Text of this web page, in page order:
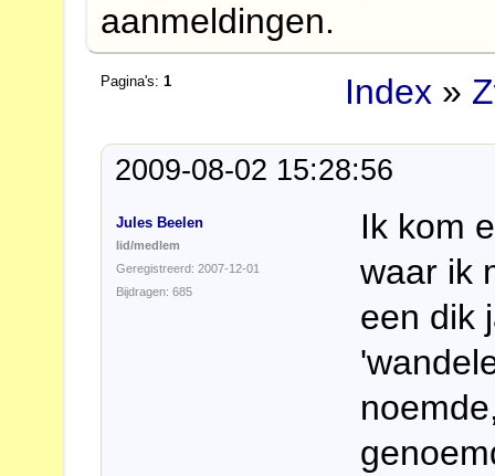
aanmeldingen.
Pagina's:1 Index »
2009-08-02 15:28:56
Jules Beelen
lid/medlem
Geregistreerd: 2007-12-01
Bijdragen: 685
Ik kom
waar ik
een dik